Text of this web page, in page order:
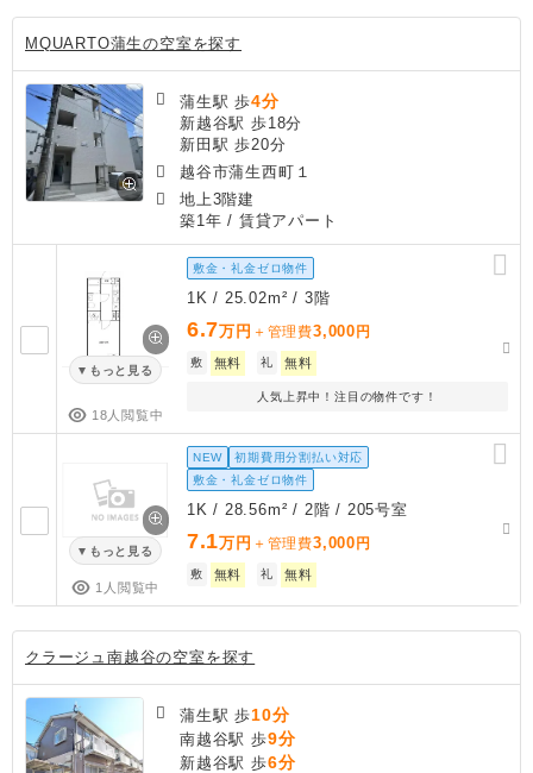
MQUARTO蒲生の空室を探す
蒲生駅 歩4分
新越谷駅 歩18分
新田駅 歩20分
越谷市蒲生西町１
地上3階建
築1年 / 賃貸アパート
もっと見る
18人閲覧中
敷金・礼金ゼロ物件
1K / 25.02m² / 3階
6.7万円 ＋管理費3,000 円
敷 無料 礼 無料
人気上昇中！注目の物件です！
もっと見る
1人閲覧中
NEW
初期費用分割払い対応
敷金・礼金ゼロ物件
1K / 28.56m² / 2階 / 205号室
7.1万円 ＋管理費3,000 円
敷 無料 礼 無料
クラージュ南越谷の空室を探す
蒲生駅 歩10分
南越谷駅 歩9分
新越谷駅 歩6分